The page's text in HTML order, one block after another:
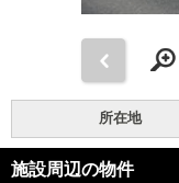
所在地
施設周辺の物件